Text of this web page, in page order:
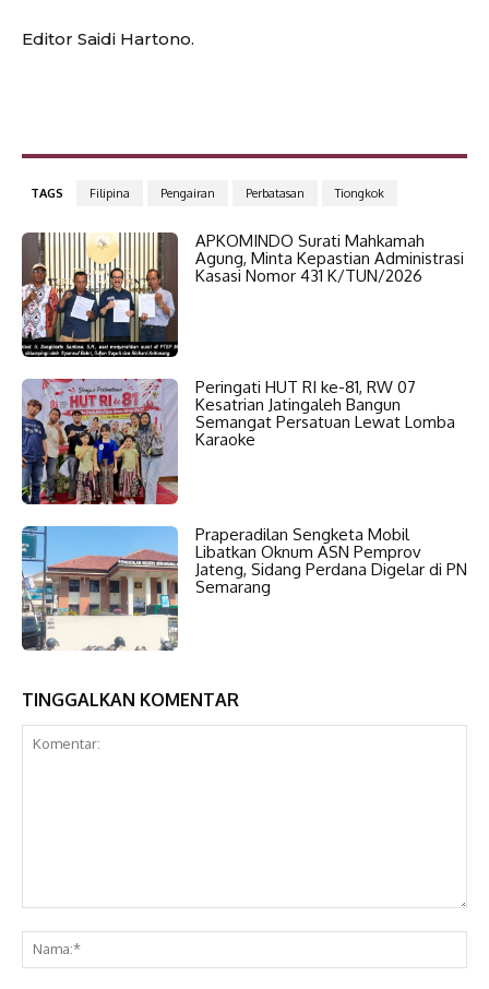
Editor Saidi Hartono.
TAGS Filipina Pengairan Perbatasan Tiongkok
APKOMINDO Surati Mahkamah
Agung, Minta Kepastian Administrasi
Kasasi Nomor 431 K/TUN/2026
Peringati HUT RI ke-81, RW 07
Kesatrian Jatingaleh Bangun
Semangat Persatuan Lewat Lomba
Karaoke
Praperadilan Sengketa Mobil
Libatkan Oknum ASN Pemprov
Jateng, Sidang Perdana Digelar di PN
Semarang
TINGGALKAN KOMENTAR